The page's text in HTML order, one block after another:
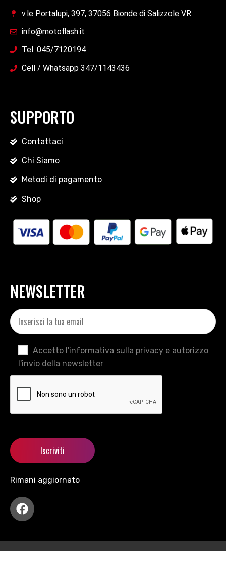
v.le Portalupi, 397, 37056 Bionde di Salizzole VR
info@motoflash.it
Tel. 045/7120194
Cell / Whatsapp 347/1143436
SUPPORTO
Contattaci
Chi Siamo
Metodi di pagamento
Shop
NEWSLETTER
Accetto l'informativa sulla privacy e autorizzo
l'invio della newsletter
Rimani aggiornato